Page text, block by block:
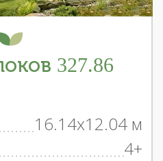
327.86
16.14x12.04 м
4+